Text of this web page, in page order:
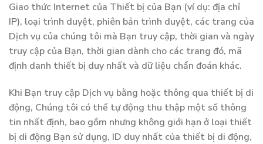
Giao thức Internet của Thiết bị của Bạn (ví dụ: địa chỉ
IP), loại trình duyệt, phiên bản trình duyệt, các trang của
Dịch vụ của chúng tôi mà Bạn truy cập, thời gian và ngày
truy cập của Bạn, thời gian dành cho các trang đó, mã
định danh thiết bị duy nhất và dữ liệu chẩn đoán khác.
Khi Bạn truy cập Dịch vụ bằng hoặc thông qua thiết bị di
động, Chúng tôi có thể tự động thu thập một số thông
tin nhất định, bao gồm nhưng không giới hạn ở loại thiết
bị di động Bạn sử dụng, ID duy nhất của thiết bị di động,